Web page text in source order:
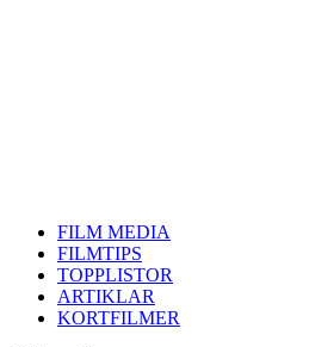
FILM MEDIA
FILMTIPS
TOPPLISTOR
ARTIKLAR
KORTFILMER